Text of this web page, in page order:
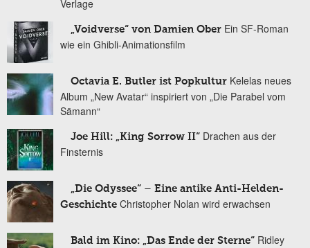
Verlage
„Voidverse“ von Damien Ober Ein SF-Roman
wie ein Ghibli-Animationsfilm
Octavia E. Butler ist Popkultur Kelelas neues
Album „New Avatar“ inspiriert von „Die Parabel vom
Sämann“
Joe Hill: „King Sorrow II“ Drachen aus der
Finsternis
„Die Odyssee“ – Eine antike Anti-Helden-
Geschichte Christopher Nolan wird erwachsen
Bald im Kino: „Das Ende der Sterne“ Ridley